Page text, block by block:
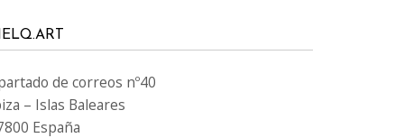
de correos nº40
– Islas Baleares
España